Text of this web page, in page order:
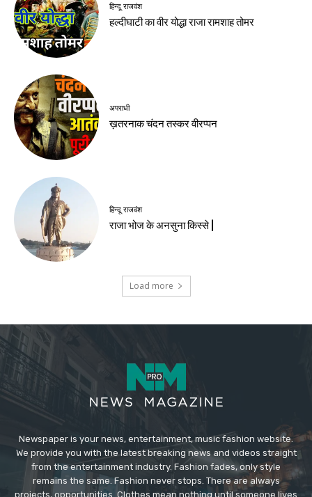
हिन्दू राजवंश
हल्दीघाटी का वीर योद्धा राजा रामशाह तोमर
अपराधी
ख़तरनाक चंदन तस्कर वीरप्पन
हिन्दू राजवंश
राजा भोज के अनसुना किस्से |
Load more
Newspaper is your news, entertainment, music fashion website.
We provide you with the latest breaking news and videos straight
from the entertainment industry. Fashion fades, only style
remains the same. Fashion never stops. There are always
projects, opportunities. Clothes mean nothing until someone lives